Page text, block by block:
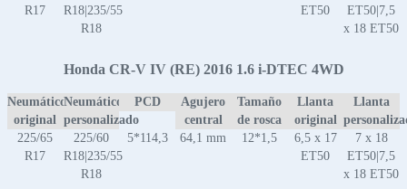
R17
R18|235/55
R18
ET50
ET50|7,5
x 18 ET50
Honda CR-V IV (RE) 2016 1.6 i-DTEC 4WD
Neumático
original
Neumático
personalizado
PCD
Agujero
central
Tamaño
de rosca
Llanta
original
Llanta
225/65
R17
225/60
R18|235/55
R18
5*114,3 64,1 mm 12*1,5
6,5 x 17
ET50
7 x 18
ET50|7,5
x 18 ET50